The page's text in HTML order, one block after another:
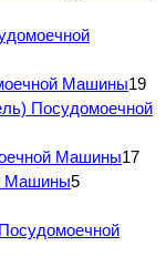
Машины19
Посудомоечной
Машины17
Машины5